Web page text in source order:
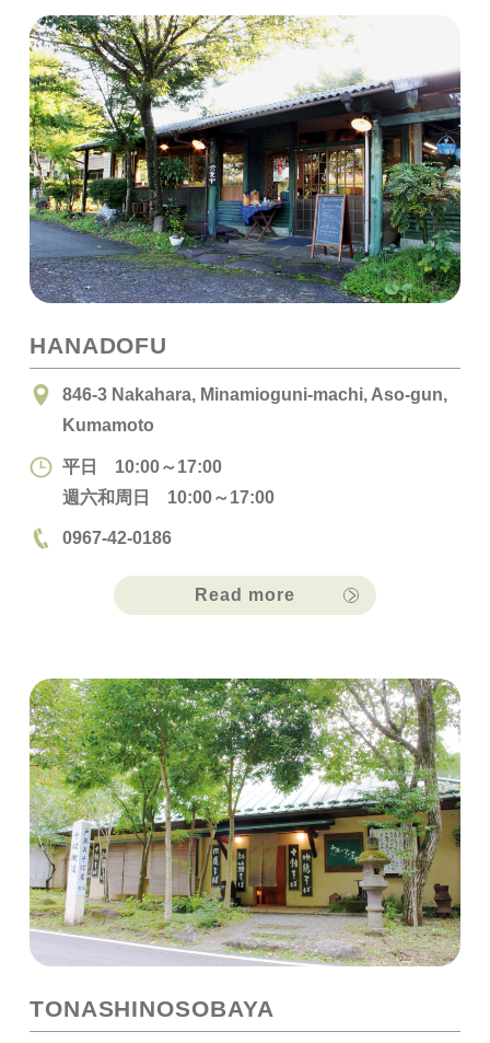
HANADOFU
Read more
846-3 Nakahara, Minamioguni-machi, Aso-gun,
Kumamoto
平日 10:00～17:00
週六和周日 10:00～17:00
0967-42-0186
TONASHINOSOBAYA